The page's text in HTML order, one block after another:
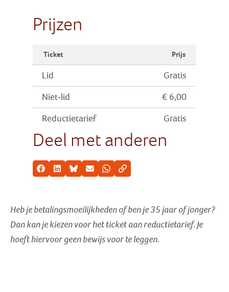
Prijzen
Ticket Prijs
Lid Gratis
Niet-lid € 6,00
Reductietarief Gratis
Deel met anderen
Facebook
LinkedInBlueskyE-mailWhatsappKopieer link
Heb je betalingsmoeilijkheden of ben je 35 jaar of jonger?
Dan kan je kiezen voor het ticket aan reductietarief. Je
hoeft hiervoor geen bewijs voor te leggen.